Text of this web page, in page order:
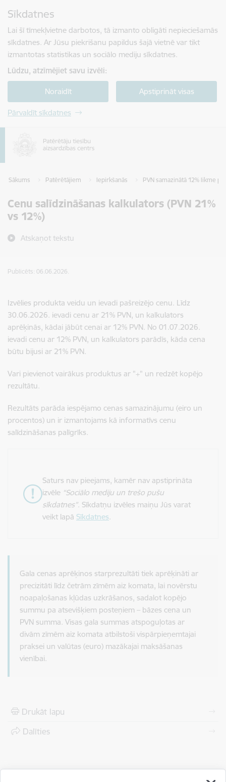
Sīkdatnes
Lai šī tīmekļvietne darbotos, tā izmanto obligāti nepieciešamās
sīkdatnes. Ar Jūsu piekrišanu papildus šajā vietnē var tikt
izmantotas statistikas un sociālo mediju sīkdatnes.
Lūdzu, atzīmējiet savu izvēli:
Noraidīt Apstiprināt visas
Pārvaldīt sīkdatnes
Sākums Patērētājiem Iepirkšanās PVN samazinātā 12% likme
Cenu salīdzināšanas kalkulators (PVN 21%
vs 12%)
Atskaņot tekstu
Publicēts: 06.06.2026.
Izvēlies produkta veidu un ievadi pašreizējo cenu. Līdz
30.06.2026. ievadi cenu ar 21% PVN, un kalkulators
aprēķinās, kādai jābūt cenai ar 12% PVN. No 01.07.2026.
ievadi cenu ar 12% PVN, un kalkulators parādīs, kāda cena
būtu bijusi ar 21% PVN.
Vari pievienot vairākus produktus ar "+" un redzēt kopējo
rezultātu.
Rezultāts parāda iespējamo cenas samazinājumu (eiro un
procentos) un ir izmantojams kā informatīvs cenu
salīdzināšanas palīgrīks.
Saturs nav pieejams, kamēr nav apstiprināta
izvēle “Sociālo mediju un trešo pušu
sīkdatnes”. Sīkdatņu izvēles maiņu Jūs varat
veikt lapā Sīkdatnes.
Gala cenas aprēķinos starprezultāti tiek aprēķināti ar
precizitāti līdz četrām zīmēm aiz komata, lai novērstu
noapaļošanas kļūdas uzkrāšanos, sadalot kopējo
summu pa atsevišķiem posteņiem – bāzes cena un
PVN summa. Visas gala summas atspoguļotas ar
divām zīmēm aiz komata atbilstoši vispārpieņemtajai
praksei un valūtas (euro) mazākajai maksāšanas
vienībai.
Drukāt lapu
Dalīties